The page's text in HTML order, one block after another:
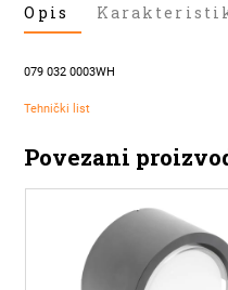
ZIDNA
ICON-
IP54
količina
Opis
079 032 0003WH
Tehnički list
Povezani